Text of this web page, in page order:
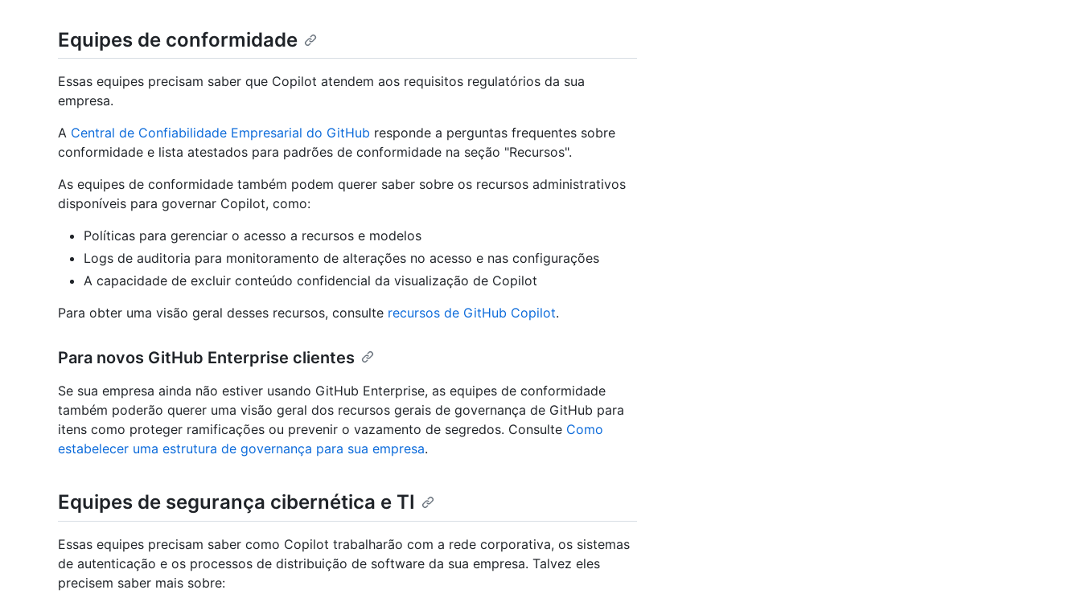
Equipes de conformidade
Essas equipes precisam saber que Copilot atendem aos requisitos regulatórios da sua
empresa.
A Central de Confiabilidade Empresarial do GitHub responde a perguntas frequentes sobre
conformidade e lista atestados para padrões de conformidade na seção "Recursos".
As equipes de conformidade também podem querer saber sobre os recursos administrativos
disponíveis para governar Copilot, como:
Políticas para gerenciar o acesso a recursos e modelos
Logs de auditoria para monitoramento de alterações no acesso e nas configurações
A capacidade de excluir conteúdo confidencial da visualização de Copilot
Para obter uma visão geral desses recursos, consulte recursos de GitHub Copilot.
Para novos GitHub Enterprise clientes
Se sua empresa ainda não estiver usando GitHub Enterprise, as equipes de conformidade
também poderão querer uma visão geral dos recursos gerais de governança de GitHub para
itens como proteger ramificações ou prevenir o vazamento de segredos. Consulte Como
estabelecer uma estrutura de governança para sua empresa.
Equipes de segurança cibernética e TI
Essas equipes precisam saber como Copilot trabalharão com a rede corporativa, os sistemas
de autenticação e os processos de distribuição de software da sua empresa. Talvez eles
precisem saber mais sobre: